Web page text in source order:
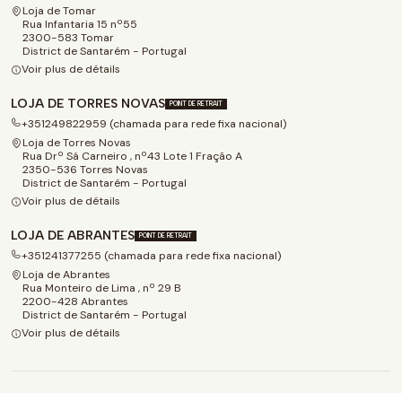
Loja de Tomar
Rua Infantaria 15 nº55
2300-583 Tomar
District de Santarém - Portugal
Voir plus de détails
LOJA DE TORRES NOVAS POINT DE RETRAIT
+351249822959 (chamada para rede fixa nacional)
Loja de Torres Novas
Rua Drº Sá Carneiro , nº43 Lote 1 Fração A
2350-536 Torres Novas
District de Santarém - Portugal
Voir plus de détails
LOJA DE ABRANTES POINT DE RETRAIT
+351241377255 (chamada para rede fixa nacional)
Loja de Abrantes
Rua Monteiro de Lima , nº 29 B
2200-428 Abrantes
District de Santarém - Portugal
Voir plus de détails